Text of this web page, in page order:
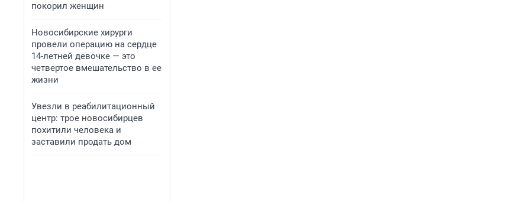
покорил женщин
Новосибирские хирурги
провели операцию на сердце
14-летней девочке — это
четвертое вмешательство в ее
жизни
Увезли в реабилитационный
центр: трое новосибирцев
похитили человека и
заставили продать дом